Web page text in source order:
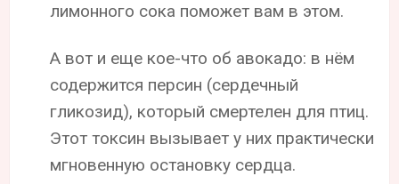
лимонного сока поможет вам в этом.
А вот и еще кое-что об авокадо: в нём
содержится персин (сердечный
гликозид), который смертелен для птиц.
Этот токсин вызывает у них практически
мгновенную остановку сердца.